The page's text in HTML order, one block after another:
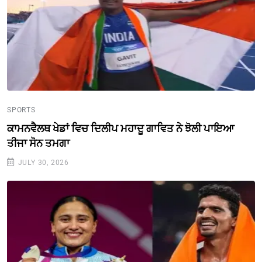
SPORTS
ਕਾਮਨਵੈਲਥ ਖੇਡਾਂ ਵਿਚ ਦਿਲੀਪ ਮਹਾਦੂ ਗਾਵਿਤ ਨੇ ਝੋਲੀ ਪਾਇਆ
ਤੀਜਾ ਸੋਨ ਤਮਗਾ
JULY 30, 2026